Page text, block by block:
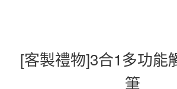
[客製禮物]3合1多功能
筆